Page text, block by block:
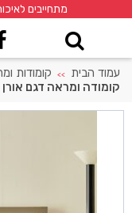
מתחייבים
עמוד הבית >> קומודות
קומודה ומראה דגם אורן